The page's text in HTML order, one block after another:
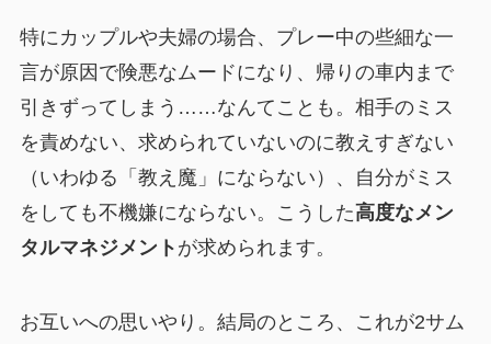
特にカップルや夫婦の場合、プレー中の些細な一
言が原因で険悪なムードになり、帰りの車内まで
引きずってしまう……なんてことも。相手のミス
を責めない、求められていないのに教えすぎない
（いわゆる「教え魔」にならない）、自分がミス
をしても不機嫌にならない。こうした高度なメン
タルマネジメント が求められます。
お互いへの思いやり。結局のところ、これが2サム